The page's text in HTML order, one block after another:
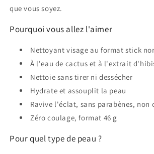
que vous soyez.
Pourquoi vous allez l'aimer
Nettoyant visage au format stick
À l'eau de cactus et à l'extrait
Nettoie sans tirer ni dessécher
Hydrate et assouplit la peau
Ravive l'éclat, sans parabènes, non
Zéro coulage, format 46 g
Pour quel type de peau ?